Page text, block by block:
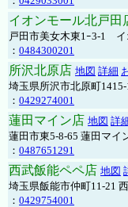
イオンモール北戸田
戸田市美女木東1ｰ3‐1
： 0484300201
所沢北原店 地図 詳細
埼玉県所沢市北原町
： 0429274001
蓮田マイン店 地図 詳
蓮田市東5-8-65 蓮田マイ
： 0487651291
西武飯能ペペ店 地図
埼玉県飯能市仲町11-21
： 0429754001